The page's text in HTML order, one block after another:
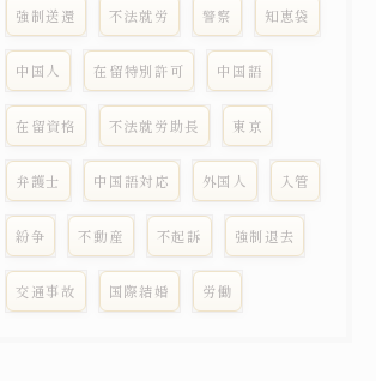
強制送還 不法就労 警察 知恵袋
中国人 在留特別許可 中国語
在留資格 不法就労助長 東京
弁護士 中国語対応 外国人 入管
紛争 不動産 不起訴 強制退去
交通事故 国際結婚 労働